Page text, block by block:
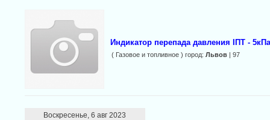
Индикатор перепада давления ІПТ -
( Газовое и топливное ) город: Львов| 97
Воскресенье, 6 авг 2023